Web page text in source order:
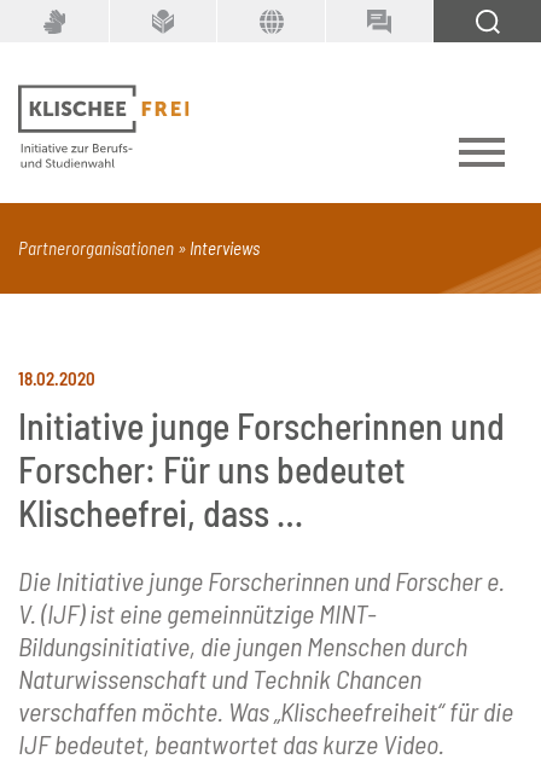
Suchbegriff
PDF Seite mit Video Alle Dokumenttypen
Partnerorganisationen Interviews
18.02.2020
Initiative junge Forscherinnen und
Forscher: Für uns bedeutet
Klischeefrei, dass …
Die Initiative junge Forscherinnen und Forscher e.
V. (IJF) ist eine gemeinnützige MINT-
Bildungsinitiative, die jungen Menschen durch
Naturwissenschaft und Technik Chancen
verschaffen möchte. Was „Klischeefreiheit“ für die
IJF bedeutet, beantwortet das kurze Video.